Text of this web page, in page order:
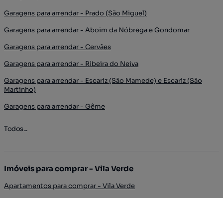
Garagens para arrendar - Prado (São Miguel)
Garagens para arrendar - Aboim da Nóbrega e Gondomar
Garagens para arrendar - Cervães
Garagens para arrendar - Ribeira do Neiva
Garagens para arrendar - Escariz (São Mamede) e Escariz (São
Martinho)
Garagens para arrendar - Gême
Todos...
Imóveis para comprar - Vila Verde
Apartamentos para comprar - Vila Verde